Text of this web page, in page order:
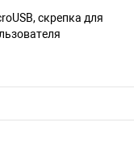
скрепка для